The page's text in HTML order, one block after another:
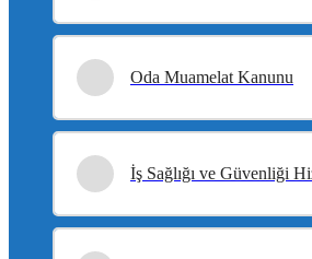
Oda Muamelat Kanunu
İş Sağlığı ve Güvenliği